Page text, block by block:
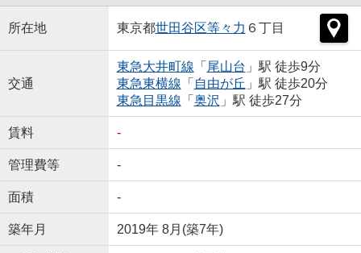
所在地 東京都世田谷区等々力 ６丁目
交通
東急大井町線 「 尾山台 」駅 徒歩9分
東急東横線 「 自由が丘 」駅 徒歩20分
東急目黒線 「 奥沢 」駅 徒歩27分
賃料 -
管理費等 -
面積 -
築年月 2019年 8月(築7年)